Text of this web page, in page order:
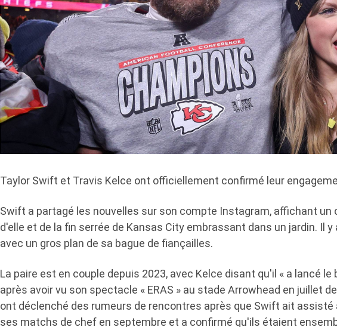
Taylor Swift et Travis Kelce ont officiellement confirmé leur
Swift a partagé les nouvelles sur son compte Instagram, affichant un
d'elle et de la fin serrée de Kansas City embrassant dans un jardin. Il
avec un gros plan de sa bague de fiançailles.
La paire est en couple depuis 2023, avec Kelce disant qu'il « a lancé le
après avoir vu son spectacle « ERAS » au stade Arrowhead en juillet
ont déclenché des rumeurs de rencontres après que Swift ait assisté
ses matchs de chef en septembre et a confirmé qu'ils étaient